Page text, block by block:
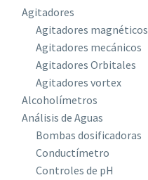
Agitadores
Agitadores magnéticos
Agitadores mecánicos
Agitadores Orbitales
Agitadores vortex
Alcoholímetros
Análisis de Aguas
Bombas dosificadoras
Conductímetro
Controles de pH